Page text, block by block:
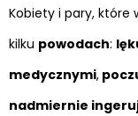
Kobiety i pary, które
kilku powodach:
medycznymi,
nadmiernie